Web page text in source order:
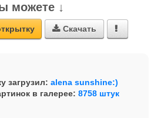
можете ↓
 Скачать 
загрузил: alena sunshine:)
в галерее: 8758 штук